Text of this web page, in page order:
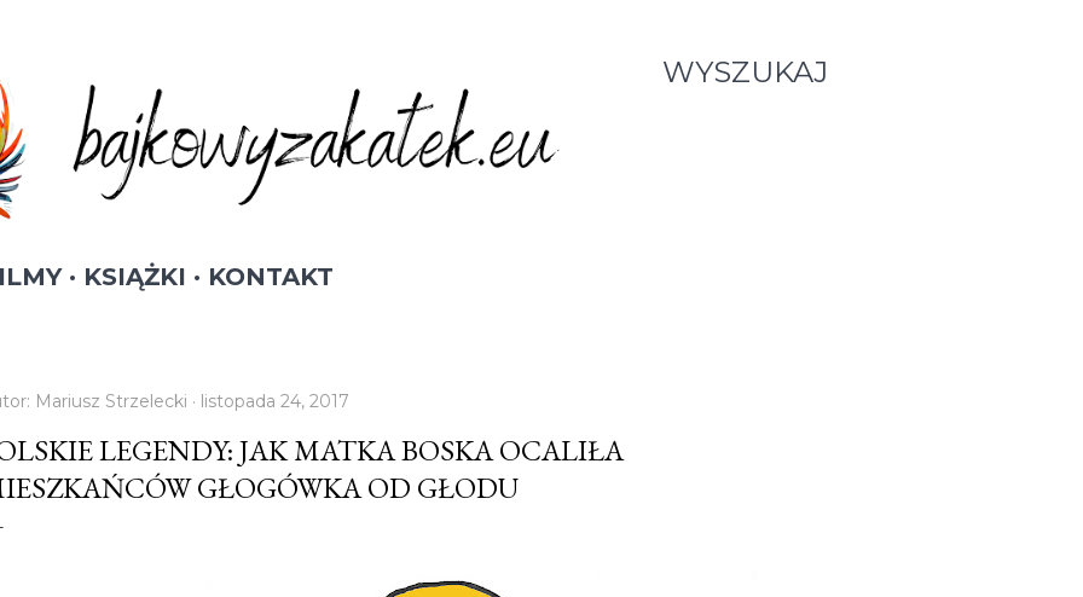
WYSZUKAJ
KSIĄŻKI KONTAKT
Mariusz Strzelecki listopada 24, 2017
LEGENDY: JAK MATKA BOSKA OCALIŁA
GŁOGÓWKA OD GŁODU